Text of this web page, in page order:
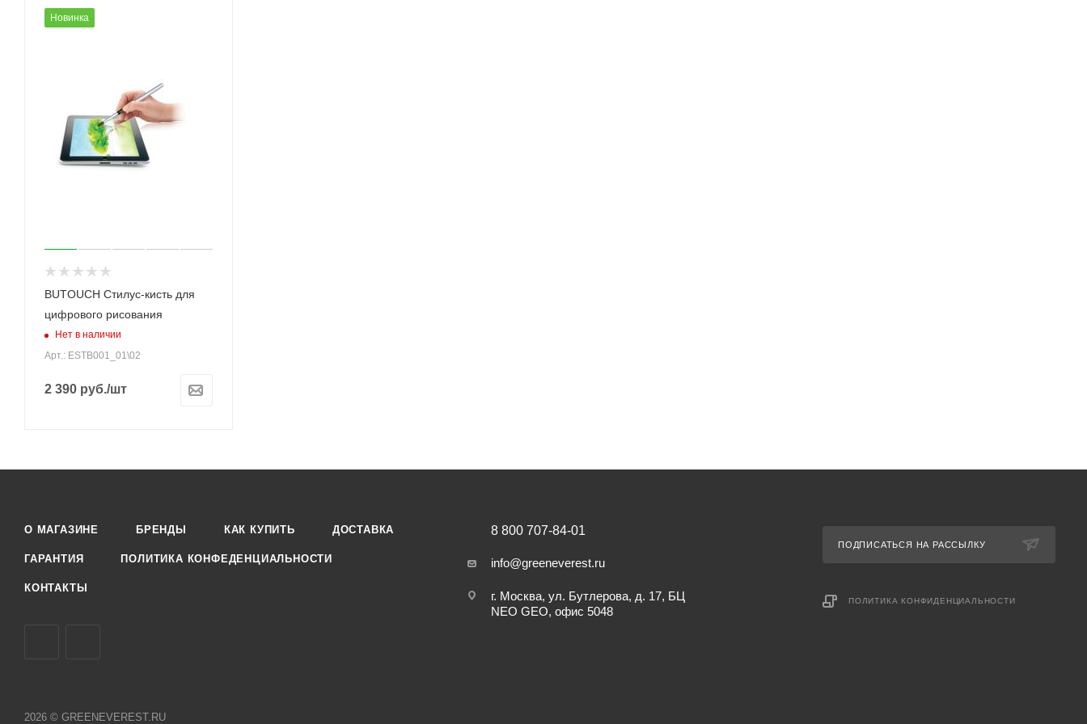
Новинка
BUTOUCH Стилус-кисть для
цифрового рисования
Нет в наличии
Арт.: ESTB001_01\02
2 390 руб./шт
О МАГАЗИНЕ БРЕНДЫ КАК КУПИТЬ ДОСТАВКА
ГАРАНТИЯ ПОЛИТИКА КОНФЕДЕНЦИАЛЬНОСТИ
КОНТАКТЫ
8 800 707-84-01
info@greeneverest.ru
г. Москва, ул. Бутлерова, д. 17, БЦ
NEO GEO, офис 5048
ПОДПИСАТЬСЯ НА РАССЫЛКУ
ПОЛИТИКА КОНФИДЕНЦИАЛЬНОСТИ
2026 © GREENEVEREST.RU